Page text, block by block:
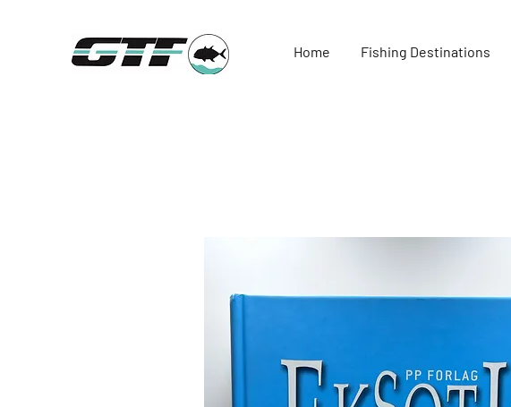
Home Fishing Destinations